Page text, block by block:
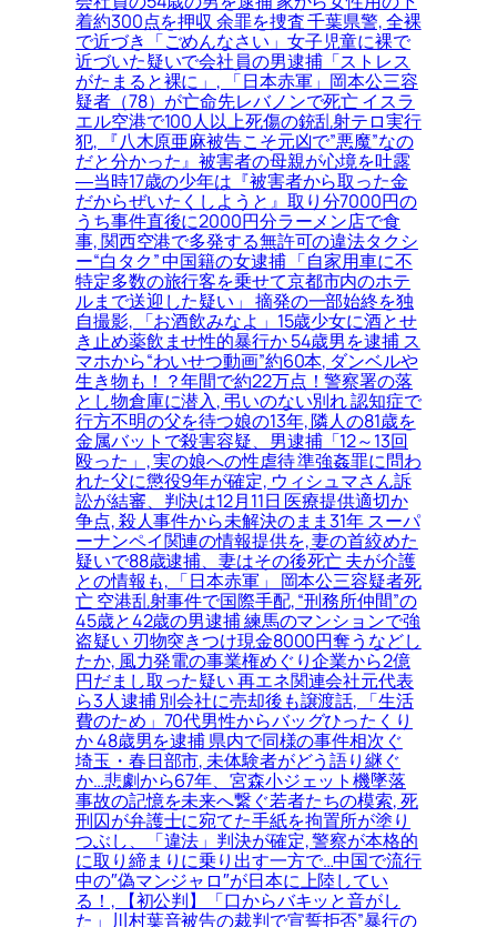
着約300点を押収 余罪を捜査 千葉県警, 全裸
で近づき「ごめんなさい」女子児童に裸で
近づいた疑いで会社員の男逮捕「ストレス
がたまると裸に」, 「日本赤軍」岡本公三容
疑者（78）が亡命先レバノンで死亡 イスラ
エル空港で100人以上死傷の銃乱射テロ実行
犯, 『八木原亜麻被告こそ元凶で”悪魔”なの
だと分かった』被害者の母親が心境を吐露
―当時17歳の少年は『被害者から取った金
だからぜいたくしようと』取り分7000円の
うち事件直後に2000円分ラーメン店で食
事, 関西空港で多発する無許可の違法タクシ
ー“白タク” 中国籍の女逮捕 「自家用車に不
特定多数の旅行客を乗せて京都市内のホテ
ルまで送迎した疑い」 摘発の一部始終を独
自撮影, 「お酒飲みなよ」15歳少女に酒とせ
き止め薬飲ませ性的暴行か 54歳男を逮捕 ス
マホから“わいせつ動画”約60本, ダンベルや
生き物も！？年間で約22万点！警察署の落
とし物倉庫に潜入, 弔いのない別れ 認知症で
行方不明の父を待つ娘の13年, 隣人の81歳を
金属バットで殺害容疑、男逮捕「12～13回
殴った」, 実の娘への性虐待 準強姦罪に問わ
れた父に懲役9年が確定, ウィシュマさん訴
訟が結審、判決は12月11日 医療提供適切か
争点, 殺人事件から未解決のまま31年 スーパ
ーナンペイ関連の情報提供を, 妻の首絞めた
疑いで88歳逮捕、妻はその後死亡 夫が介護
との情報も, 「日本赤軍」 岡本公三容疑者死
亡 空港乱射事件で国際手配, “刑務所仲間”の
45歳と42歳の男逮捕 練馬のマンションで強
盗疑い 刃物突きつけ現金8000円奪うなどし
たか, 風力発電の事業権めぐり企業から2億
円だまし取った疑い 再エネ関連会社元代表
ら3人逮捕 別会社に売却後も譲渡話, 「生活
費のため」70代男性からバッグひったくり
か 48歳男を逮捕 県内で同様の事件相次ぐ
埼玉・春日部市, 未体験者がどう語り継ぐ
か…悲劇から67年、宮森小ジェット機墜落
事故の記憶を未来へ繋ぐ若者たちの模索, 死
刑囚が弁護士に宛てた手紙を拘置所が塗り
つぶし、「違法」判決が確定, 警察が本格的
に取り締まりに乗り出す一方で…中国で流行
中の″偽マンジャロ″が日本に上陸してい
る！, 【初公判】「口からバキッと音がし
た」川村葉音被告の裁判で宣誓拒否”暴行の